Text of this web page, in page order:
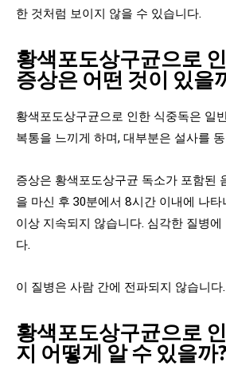
한 것처럼 보이지 않을 수 있습니다.
황색포도상구균으로
증상은 어떤 것이 있을
황색포도상구균으로 인한 식중독은 일
복통을 느끼게 하며, 대부분은 설사를
증상은 황색포도상구균 독소가 포함된
을 마신 후 30분에서 8시간 이내에 나타
이상 지속되지 않습니다. 심각한 질병
다.
이 질병은 사람 간에 전파되지 않습니다.
황색포도상구균으로
지 어떻게 알 수 있을까